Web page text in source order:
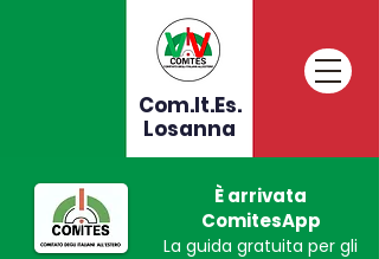
Com.It.Es.
Losanna
È arrivata
ComitesApp
La guida gratuita per gli